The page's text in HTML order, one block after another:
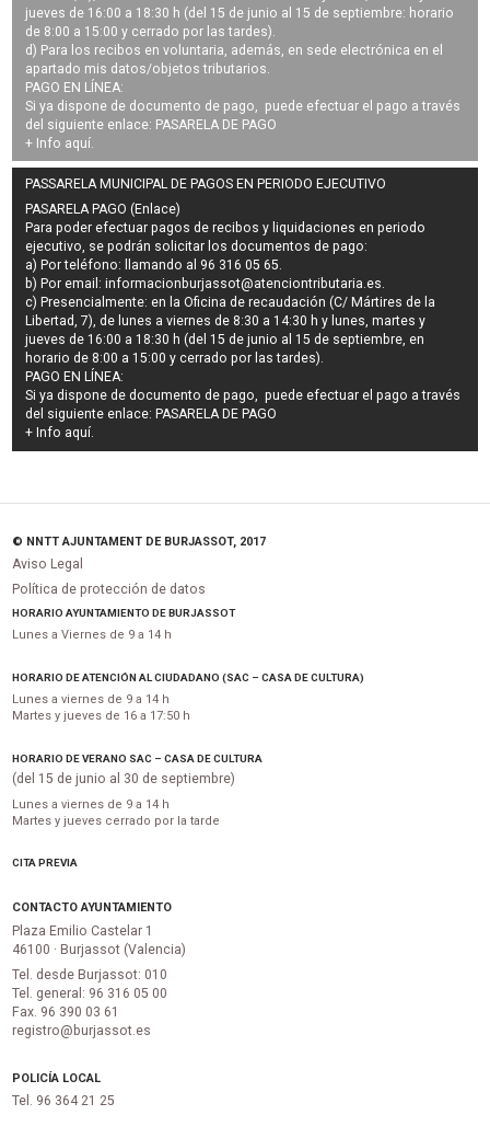
jueves de 16:00 a 18:30 h (del 15 de junio al 15 de septiembre: horario
de 8:00 a 15:00 y cerrado por las tardes).
d) Para los recibos en voluntaria, además, en sede electrónica en el
apartado mis datos/objetos tributarios.
PAGO EN LÍNEA:
Si ya dispone de documento de pago, puede efectuar el pago a través
del siguiente enlace: PASARELA DE PAGO
+ Info aquí.
PASSARELA MUNICIPAL DE PAGOS EN PERIODO EJECUTIVO
PASARELA PAGO (Enlace)
Para poder efectuar pagos derecibos y liquidaciones en periodo
ejecutivo, se podrán solicitar los documentos de pago:
a) Por teléfono: llamando al 96 316 05 65.
b) Por email:informacionburjassot@atenciontributaria.es.
c) Presencialmente: en la Oficina de recaudación (C/ Mártires de la
Libertad, 7), de lunes a viernes de 8:30 a 14:30 h y lunes, martes y
jueves de 16:00 a 18:30 h (del 15 de junio al 15 de septiembre, en
horario de 8:00 a 15:00 y cerrado por las tardes).
PAGO EN LÍNEA:
Si ya dispone de documento de pago, puede efectuar el pago a través
del siguiente enlace: PASARELA DE PAGO
+ Info aquí.
© NNTT AJUNTAMENT DE BURJASSOT, 2017
Aviso Legal
Política de protección de datos
HORARIO AYUNTAMIENTO DE BURJASSOT
Lunes a Viernes de 9 a 14 h
HORARIO DE ATENCIÓN AL CIUDADANO (SAC – CASA DE CULTURA)
Lunes a viernes de 9 a 14 h
Martes y jueves de 16 a 17:50 h
HORARIO DE VERANO SAC – CASA DE CULTURA
(del 15 de junio al 30 de septiembre)
Lunes a viernes de 9 a 14 h
Martes y jueves cerrado por la tarde
CITA PREVIA
CONTACTO AYUNTAMIENTO
Plaza Emilio Castelar 1
46100 · Burjassot (Valencia)
Tel. desde Burjassot: 010
Tel. general: 96 316 05 00
Fax. 96 390 03 61
registro@burjassot.es
POLICÍA LOCAL
Tel. 96 364 21 25